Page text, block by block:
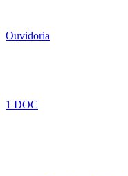
Ouvidoria
1 DOC